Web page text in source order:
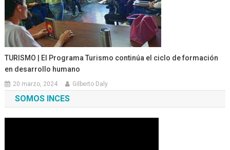
TURISMO | El Programa Turismo continúa el ciclo de formación
en desarrollo humano
20 marzo, 2024 Gilberto Daly
SOMOS INCES